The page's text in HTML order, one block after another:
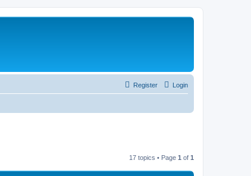
Login
Register
17 topics • Page 1 of 1